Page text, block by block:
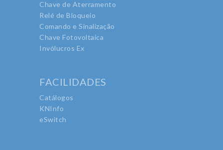
Chave de Aterramento
Relé de Bloqueio
Comando e Sinalização
Chave Fotovoltaica
Invólucros Ex
FACILIDADES
Catálogos
KNInfo
eSwitch